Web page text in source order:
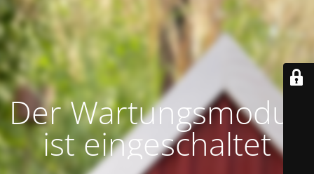
Der Wartungsmodus
ist eingeschaltet